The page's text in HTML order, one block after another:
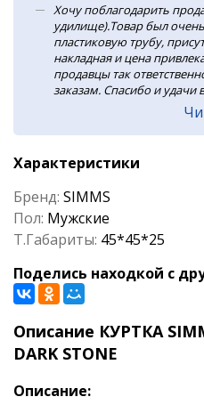
Хочу поблагодарить
удилище).Товар был
пластиковую трубу,
накладная и цена
продавцы так
заказам. Спасибо и удачи
Характеристики
Бренд: SIMMS
Пол: Мужские
Т.Габариты: 45*45*25
Поделись находкой с
Описание КУРТКА
DARK STONE
Описание: